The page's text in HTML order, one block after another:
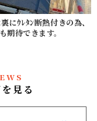
にｳﾚﾀﾝ断熱付きの為、
期待できます。
見る